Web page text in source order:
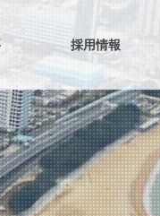
採用情報